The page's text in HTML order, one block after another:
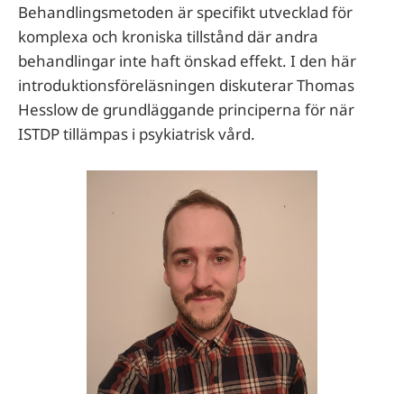
Behandlingsmetoden är specifikt utvecklad för
komplexa och kroniska tillstånd där andra
behandlingar inte haft önskad effekt. I den här
introduktionsföreläsningen diskuterar Thomas
Hesslow de grundläggande principerna för när
ISTDP tillämpas i psykiatrisk vård.